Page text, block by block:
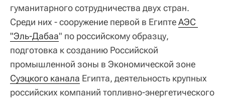
гуманитарного сотрудничества двух стран.
Среди них - сооружение первой в ЕгиптеАЭС
"Эль-Дабаа" по российскому образцу,
подготовка к созданию Российской
промышленной зоны в Экономической зоне
Суэцкого канала Египта, деятельность крупных
российских компаний топливно-энергетического